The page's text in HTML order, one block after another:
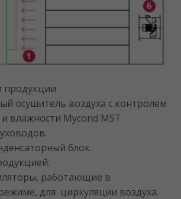
продукции.
осушитель воздуха с контролем
влажности Mycond MST
блок.
работающие в
для циркуляции воздуха.